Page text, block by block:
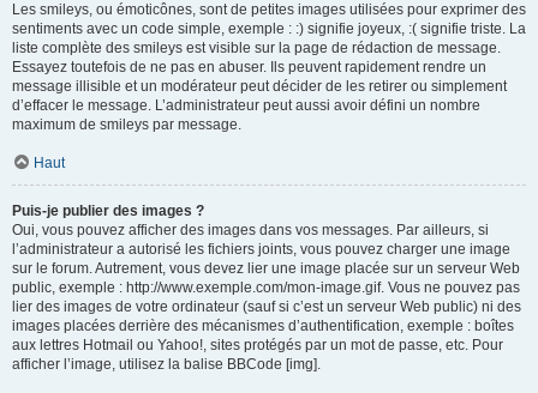
Les smileys, ou émoticônes, sont de petites images utilisées pour exprimer des
sentiments avec un code simple, exemple : :) signifie joyeux, :( signifie triste. La
liste complète des smileys est visible sur la page de rédaction de message.
Essayez toutefois de ne pas en abuser. Ils peuvent rapidement rendre un
message illisible et un modérateur peut décider de les retirer ou simplement
d’effacer le message. L’administrateur peut aussi avoir défini un nombre
maximum de smileys par message.
Haut
Puis-je publier des images ?
Oui, vous pouvez afficher des images dans vos messages. Par ailleurs, si
l’administrateur a autorisé les fichiers joints, vous pouvez charger une image
sur le forum. Autrement, vous devez lier une image placée sur un serveur Web
public, exemple : http://www.exemple.com/mon-image.gif. Vous ne pouvez pas
lier des images de votre ordinateur (sauf si c’est un serveur Web public) ni des
images placées derrière des mécanismes d’authentification, exemple : boîtes
aux lettres Hotmail ou Yahoo!, sites protégés par un mot de passe, etc. Pour
afficher l’image, utilisez la balise BBCode [img].